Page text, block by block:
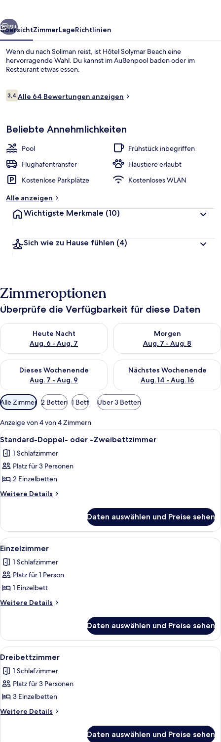
Blick von der Unterkunft
Weiter
19+
ÜbersichtZimmerLageRichtlinien
Wenn du nach Soliman reist, ist Hôtel Solymar Beach eine
hervorragende Wahl. Du kannst im Außenpool baden oder im
Restaurant etwas essen.
Bewertungen
3,43,4 von 10.
Alle 64 Bewertungen anzeigen
Beliebte Annehmlichkeiten
Pool
Frühstück inbegriffen
Flughafentransfer
Haustiere erlaubt
Kostenlose Parkplätze
Kostenloses WLAN
Alle anzeigen
Wichtigste Merkmale (10)
Sich wie zu Hause fühlen (4)
Zimmeroptionen
Überprüfe die Verfügbarkeit für diese Daten
Heute Nacht
Aug. 6 - Aug. 7
Überprüfe die Verfügbarkeit für heute Nacht, Aug. 6 - Aug. 7.
Morgen
Aug. 7 - Aug. 8
Überprüfe die Verfügbarkeit
Dieses Wochenende
Aug. 7 - Aug. 9
Überprüfe die Verfügbarkeit für dieses Wochenende, Aug. 7
Nächstes Wochenende
Aug. 14 - Aug. 16
Überprüfe die Verfügbarkeit
Verfügbare
Filter
für
Zimmer
Alle Zimmer 2 Betten 1 Bett Über 3 Betten
Anzeige von 4 von 4 Zimmern
Alle
Fotos
für
Standard-
Doppel-
oder
anzeigen
Ein Zimmer mit einem Bett, einem
3
Standard-Doppel- oder -Zweibettzimmer
1 Schlafzimmer
Platz für 3 Personen
2 Einzelbetten
Weitere Details
Weitere
Doppel-
oder
-
Daten auswählen und Preise sehen
Alle
Fotos
für
Einzelzimmer
anzeigen
Ein kleines Zimmer mit einem Bett,
1
Einzelzimmer
1 Schlafzimmer
Platz für 1 Person
1 Einzelbett
Weitere Details
Weitere
Daten auswählen und Preise sehen
Alle
Fotos
für
Dreibettzimmer
anzeigen
4
Dreibettzimmer
1 Schlafzimmer
Platz für 3 Personen
3 Einzelbetten
Weitere Details
Weitere
Daten auswählen und Preise sehen